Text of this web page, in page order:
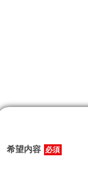
希望内容 必須